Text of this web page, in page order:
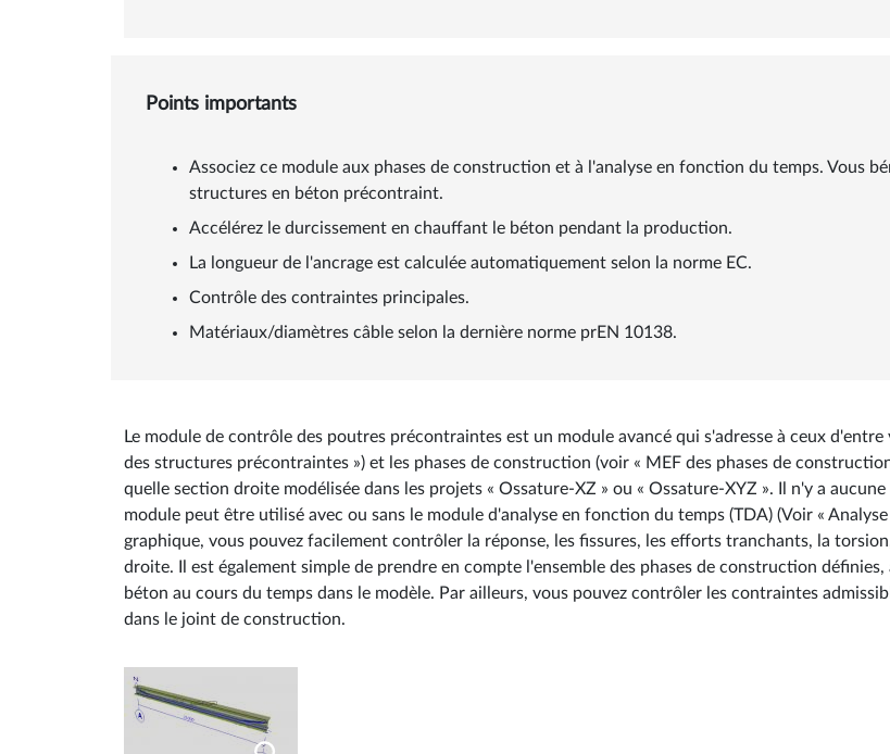
Points importants
Associez ce module aux phases de construction et à l'analyse en fonction du temps. Vous
structures en béton précontraint.
Accélérez le durcissement en chauffant le béton pendant la production.
La longueur de l'ancrage est calculée automatiquement selon la norme EC.
Contrôle des contraintes principales.
Matériaux/diamètres câble selon la dernière norme prEN 10138.
Le module de contrôle des poutres précontraintes est un module avancé qui s'adresse à ceux
des structures précontraintes ») et les phases de construction (voir « MEF des phases de
quelle section droite modélisée dans les projets « Ossature-XZ » ou « Ossature-XYZ ». Il n'y a
module peut être utilisé avec ou sans le module d'analyse en fonction du temps (TDA) (Voir «
graphique, vous pouvez facilement contrôler la réponse, les fissures, les efforts tranchants, la
droite. Il est également simple de prendre en compte l'ensemble des phases de construction
béton au cours du temps dans le modèle. Par ailleurs, vous pouvez contrôler les contraintes
dans le joint de construction.